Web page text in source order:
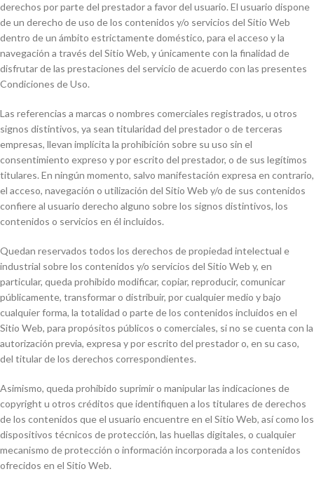
derechos por parte del prestador a favor del usuario. El usuario dispone
de un derecho de uso de los contenidos y/o servicios del Sitio Web
dentro de un ámbito estrictamente doméstico, para el acceso y la
navegación a través del Sitio Web, y únicamente con la finalidad de
disfrutar de las prestaciones del servicio de acuerdo con las presentes
Condiciones de Uso.
Las referencias a marcas o nombres comerciales registrados, u otros
signos distintivos, ya sean titularidad del prestador o de terceras
empresas, llevan implícita la prohibición sobre su uso sin el
consentimiento expreso y por escrito del prestador, o de sus legítimos
titulares. En ningún momento, salvo manifestación expresa en contrario,
el acceso, navegación o utilización del Sitio Web y/o de sus contenidos
confiere al usuario derecho alguno sobre los signos distintivos, los
contenidos o servicios en él incluidos.
Quedan reservados todos los derechos de propiedad intelectual e
industrial sobre los contenidos y/o servicios del Sitio Web y, en
particular, queda prohibido modificar, copiar, reproducir, comunicar
públicamente, transformar o distribuir, por cualquier medio y bajo
cualquier forma, la totalidad o parte de los contenidos incluidos en el
Sitio Web, para propósitos públicos o comerciales, si no se cuenta con la
autorización previa, expresa y por escrito del prestador o, en su caso,
del titular de los derechos correspondientes.
Asimismo, queda prohibido suprimir o manipular las indicaciones de
copyright u otros créditos que identifiquen a los titulares de derechos
de los contenidos que el usuario encuentre en el Sitio Web, así como los
dispositivos técnicos de protección, las huellas digitales, o cualquier
mecanismo de protección o información incorporada a los contenidos
ofrecidos en el Sitio Web.